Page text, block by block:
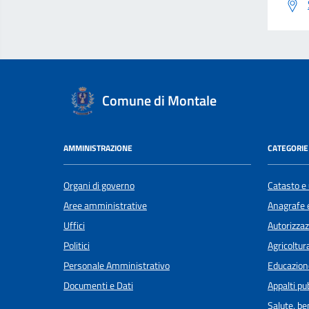
Comune di Montale
AMMINISTRAZIONE
Organi di governo
Aree amministrative
Uffici
Politici
Personale Amministrativo
Documenti e Dati
Catasto
Anagrafe
Appalti
Salute,